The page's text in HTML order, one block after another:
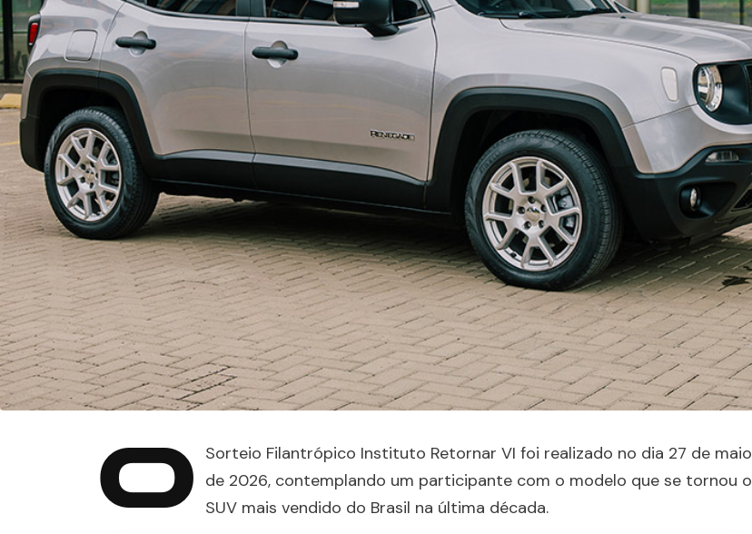
O Sorteio Filantrópico Instituto Retornar VI foi realizado no dia 27 de maio
de 2026, contemplando um participante com o modelo que se tornou o
SUV mais vendido do Brasil na última década.